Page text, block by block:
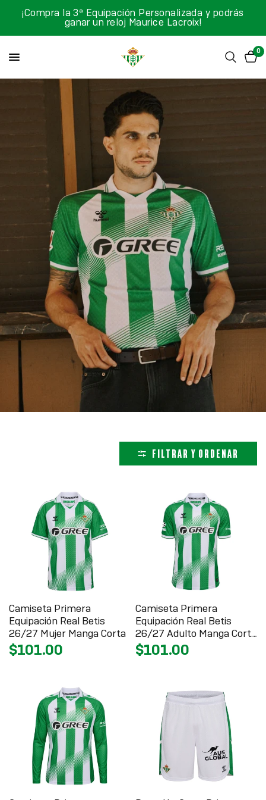
¡Compra la 3ª Equipación Personalizada y podrás
ganar un reloj Maurice Lacroix!
0
FILTRAR Y ORDENAR
Camiseta Primera
Equipación Real Betis
26/27 Mujer Manga Corta
$101.00
Camiseta Primera
Equipación Real Betis
26/27 Adulto Manga Corta
UCL
$101.00